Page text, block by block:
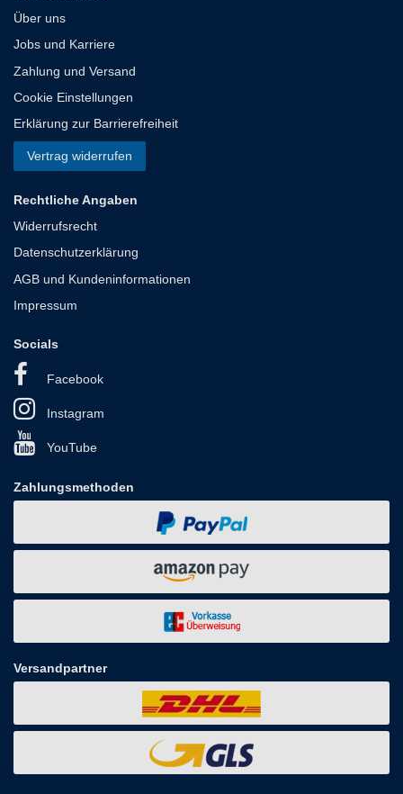
Über uns
Jobs und Karriere
Zahlung und Versand
Cookie Einstellungen
Erklärung zur Barrierefreiheit
Vertrag widerrufen
Rechtliche Angaben
Widerrufsrecht
Datenschutzerklärung
AGB und Kundeninformationen
Impressum
Socials
Facebook
Instagram
YouTube
Zahlungsmethoden
Versandpartner